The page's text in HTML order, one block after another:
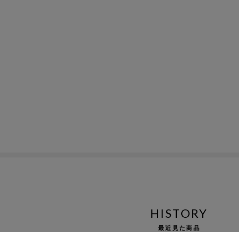
HISTORY
最近見た商品